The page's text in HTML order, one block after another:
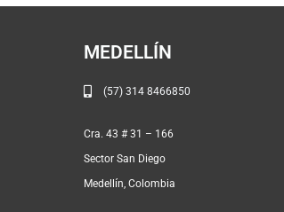
MEDELLÍN
(57) 314 8466850
Cra. 43 # 31 –
Sector San Diego
Medellín, Colombia